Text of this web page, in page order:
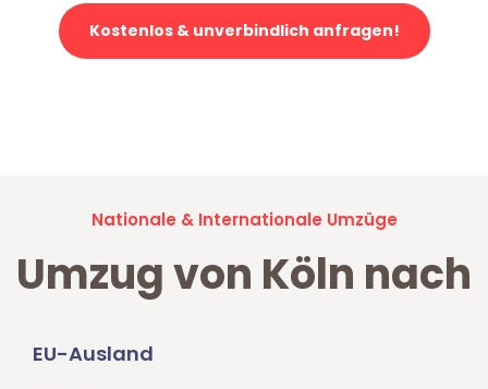
Kostenlos & unverbindlich anfragen!
Nationale & Internationale Umzüge
Umzug von Köln nach
EU-Ausland